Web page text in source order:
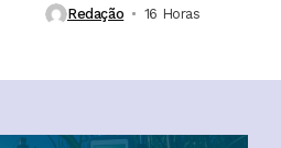
Redação 16 Horas ⁮